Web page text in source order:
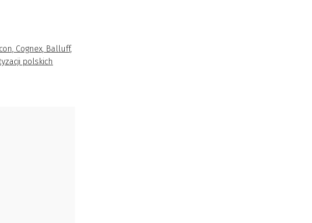
Cognex, Balluff,
polskich